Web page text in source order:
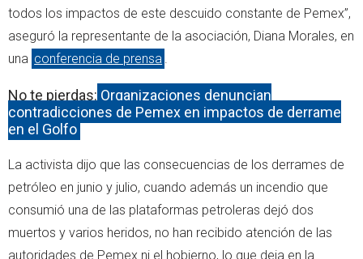
todos los impactos de este descuido constante de Pemex”,
aseguró la representante de la asociación, Diana Morales, en
una conferencia de prensa
No te pierdas: Organizaciones denuncian
contradicciones de Pemex en impactos de derrame
en el Golfo
La activista dijo que las consecuencias de los derrames de
petróleo en junio y julio, cuando además un incendio que
consumió una de las plataformas petroleras dejó dos
muertos y varios heridos, no han recibido atención de las
autoridades de Pemex ni el hobierno, lo que deja en la